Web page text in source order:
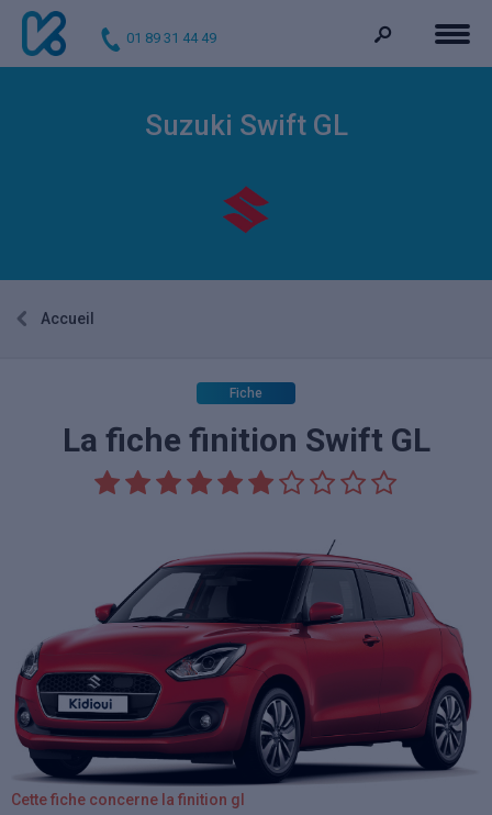
01 89 31 44 49
Suzuki Swift GL
Accueil
Fiche
La fiche finition Swift GL
Cette fiche concerne la finition gl